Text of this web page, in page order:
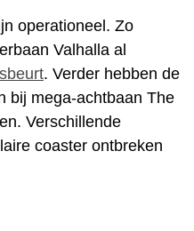
operationeel. Zo
Valhalla al
. Verder hebben de
bij mega-achtbaan The
Verschillende
coaster ontbreken